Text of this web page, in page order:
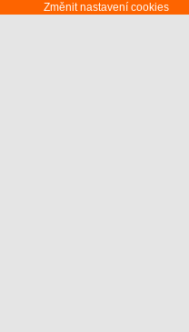
Změnit nastavení cookies